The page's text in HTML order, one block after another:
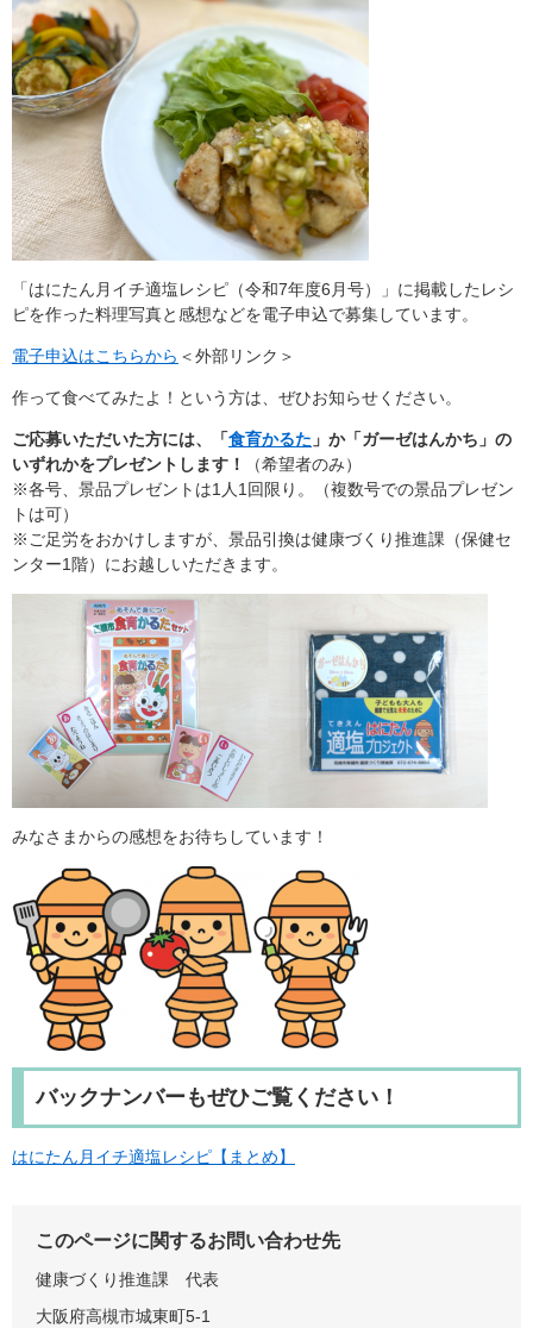
「はにたん月イチ適塩レシピ（令和7年度6月号）」に掲載したレシ
ピを作った料理写真と感想などを電子申込で募集しています。
電子申込はこちらから ＜外部リンク＞
作って食べてみたよ！という方は、ぜひお知らせください。
ご応募いただいた方には、「食育かるた 」か「ガーゼはんかち」の
いずれかをプレゼントします！
（希望者のみ）
※各号、景品プレゼントは1人1回限り。（複数号での景品プレゼン
トは可）
※ご足労をおかけしますが、景品引換は健康づくり推進課（保健セ
ンター1階）にお越しいただきます。
みなさまからの感想をお待ちしています！
バックナンバーもぜひご覧ください！
はにたん月イチ適塩レシピ【まとめ】
このページに関するお問い合わせ先
健康づくり推進課
代表
大阪府高槻市城東町5-1